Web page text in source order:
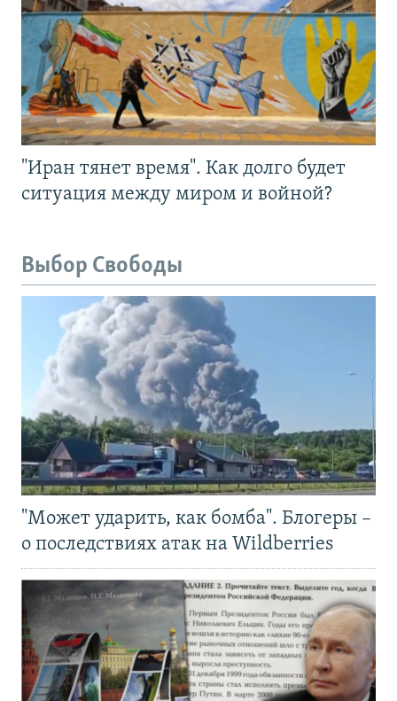
"Иран тянет время". Как долго будет
ситуация между миром и войной?
Выбор Свободы
"Может ударить, как бомба". Блогеры –
о последствиях атак на Wildberries